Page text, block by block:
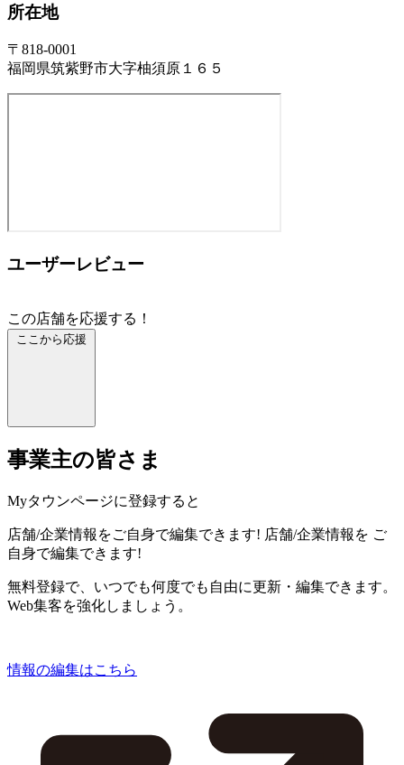
所在地
〒818-0001
福岡県筑紫野市大字柚須原１６５
ユーザーレビュー
この店舗を応援する！
ここから応援
事業主の皆さま
Myタウンページに登録すると
店舗/企業情報をご自身で編集できます! 店舗/企業情報を ご
自身で編集できます!
無料登録で、いつでも何度でも自由に更新・編集できます。
Web集客を強化しましょう。
情報の編集はこちら